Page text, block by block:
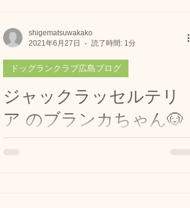
ッグランクラブ広島 #広島のドッグラン #ド
ッグラン #プールのあるドッグラン ★開催
日：7／12(月) ★しつけ教室：11：00～ ...
ジャックラッセルテリ
ア のブランカちゃん🐶
初泳ぎ🏊‍♂️💕💕
ドッグランクラブ広島ブログ
shigematsuwakako
2021年6月27日
読了時間: 1分